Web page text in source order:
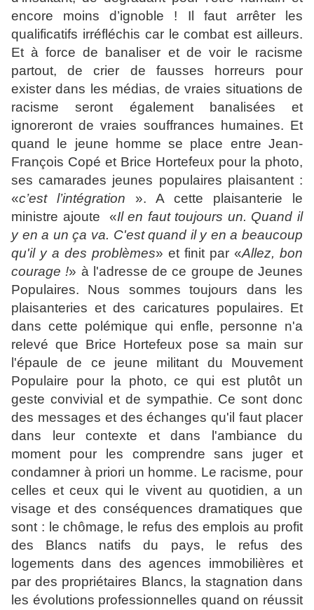
encore moins d’ignoble ! Il faut arrêter les
qualificatifs irréfléchis car le combat est ailleurs.
Et à force de banaliser et de voir le racisme
partout, de crier de fausses horreurs pour
exister dans les médias, de vraies situations de
racisme seront également banalisées et
ignoreront de vraies souffrances humaines. Et
quand le jeune homme se place entre Jean-
François Copé et Brice Hortefeux pour la photo,
ses camarades jeunes populaires plaisantent :
«c’est l’intégration ». A cette plaisanterie le
ministre ajoute «Il en faut toujours un. Quand il
y en a un ça va. C'est quand il y en a beaucoup
qu'il y a des problèmes» et finit par «Allez, bon
courage !» à l'adresse de ce groupe de Jeunes
Populaires. Nous sommes toujours dans les
plaisanteries et des caricatures populaires. Et
dans cette polémique qui enfle, personne n'a
relevé que Brice Hortefeux pose sa main sur
l'épaule de ce jeune militant du Mouvement
Populaire pour la photo, ce qui est plutôt un
geste convivial et de sympathie. Ce sont donc
des messages et des échanges qu'il faut placer
dans leur contexte et dans l'ambiance du
moment pour les comprendre sans juger et
condamner à priori un homme. Le racisme, pour
celles et ceux qui le vivent au quotidien, a un
visage et des conséquences dramatiques que
sont : le chômage, le refus des emplois au profit
des Blancs natifs du pays, le refus des
logements dans des agences immobilières et
par des propriétaires Blancs, la stagnation dans
les évolutions professionnelles quand on réussit